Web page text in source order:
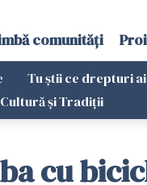
comunități
Tu știi ce drepturi
Cultură și Tradiții
cu